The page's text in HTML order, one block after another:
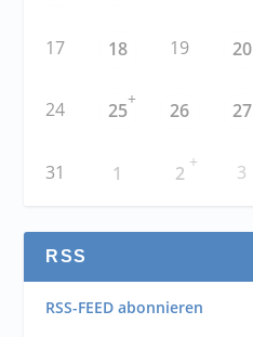
17 18 19 20
24 25
+
26 27
31 1 2
+ 3
RSS
RSS-FEED abonnieren